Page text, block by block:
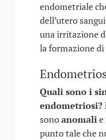
endometriale
dell’utero
una irritazione
la formazione
Quali sono i
endometriosi?
sonoanomali
punto tale che